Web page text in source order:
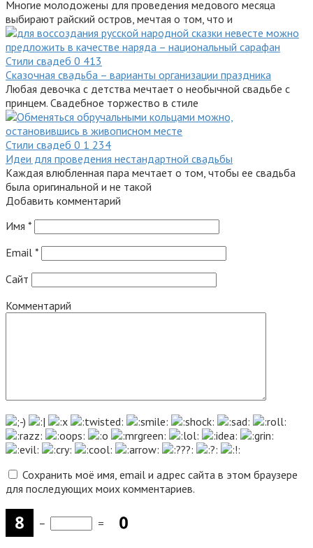
Многие молодожены для проведения медового месяца
выбирают райский остров, мечтая о том, что и
Стили свадеб 0 413
Сказочная свадьба – варианты организации праздника
Любая девочка с детства мечтает о необычной свадьбе с
принцем. Свадебное торжество в стиле
Стили свадеб 0 1 234
Идеи для проведения нестандартной свадьбы
Каждая влюбленная пара мечтает о том, чтобы ее свадьба
была оригинальной и не такой
Добавить комментарий
Имя *
Email *
Сайт
Комментарий
Сохранить моё имя, email и адрес сайта в этом браузере
для последующих моих комментариев.
− =